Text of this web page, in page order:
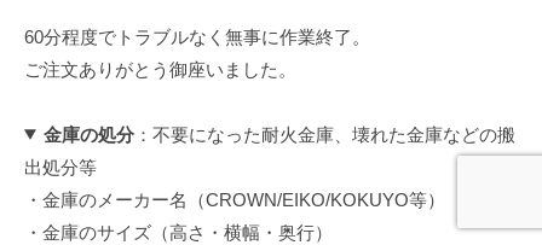
60分程度でトラブルなく無事に作業終了。
ご注文ありがとう御座いました。
金庫の処分：不要になった耐火金庫、壊れた金庫などの搬
出処分等
・金庫のメーカー名（CROWN/EIKO/KOKUYO等）
・金庫のサイズ（高さ・横幅・奥行）